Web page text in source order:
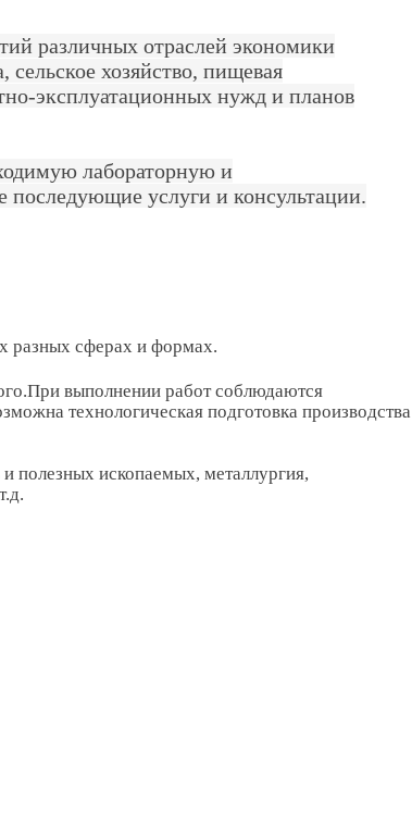
различных отраслей экономики
хозяйство, пищевая
эксплуатационных нужд и планов
лабораторную и
услуги и консультации.
разных сферах и формах.
выполнении работ соблюдаются
технологическая подготовка производства
полезных ископаемых, металлургия,